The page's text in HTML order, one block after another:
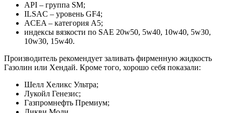
API – группа SM;
ILSAC – уровень GF4;
ACEA – категория A5;
индексы вязкости по SAE 20w50, 5w40, 10w40, 5w30,
10w30, 15w40.
Производитель рекомендует заливать фирменную жидкость
Газолин или Хендай. Кроме того, хорошо себя показали:
Шелл Хеликс Ультра;
Лукойл Генезис;
Газпромнефть Премиум;